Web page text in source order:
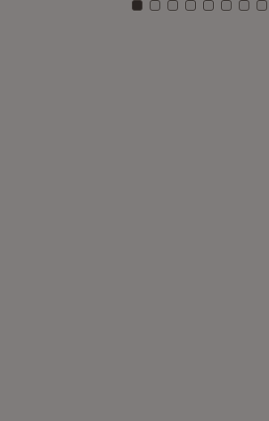
Zu Kachel: 0
Zu Kachel: 1
Zu Kachel: 2
Zu Kachel:
ZuZuZu